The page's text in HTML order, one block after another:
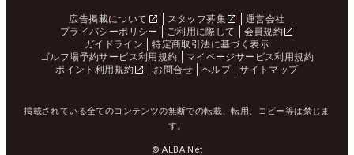
広告掲載について スタッフ募集
運営会社
プライバシーポリシー
ご利用に際して
会員規約
ガイドライン
特定商取引法に基づく表示
ゴルフ場予約サービス利用規約
マイページサービス利用規約
ポイント利用規約
お問合せ ヘルプ サイトマップ
掲載されている全てのコンテンツの無断での転載、転用、コピー等は禁じま
す。
© ALBA Net